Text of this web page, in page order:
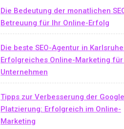
Die Bedeutung der monatlichen
Betreuung für Ihr Online-Erfolg
Die beste SEO-Agentur in
Erfolgreiches Online-Marketing für
Unternehmen
Tipps zur Verbesserung der
Platzierung: Erfolgreich im Online-
Marketing